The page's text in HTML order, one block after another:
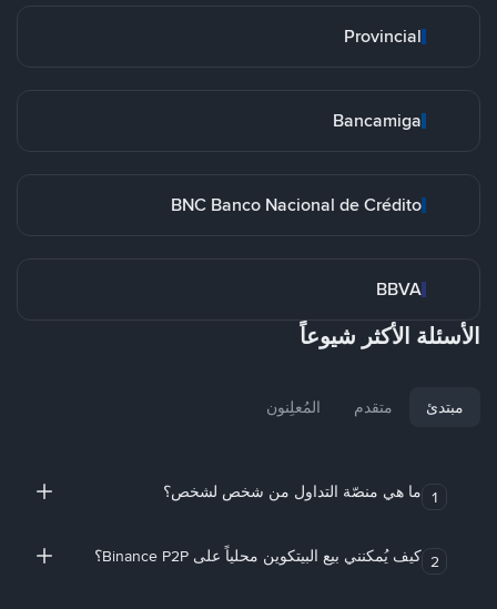
Provincial
Bancamiga
BNC Banco Nacional de Crédito
BBVA
الأسئلة الأكثر شيوعاً
مبتدئ متقدم المُعلِنون
1 ما هي منصّة التداول من شخص لشخص؟
2 كيف يُمكنني بيع البيتكوين محلياً على Binance P2P؟